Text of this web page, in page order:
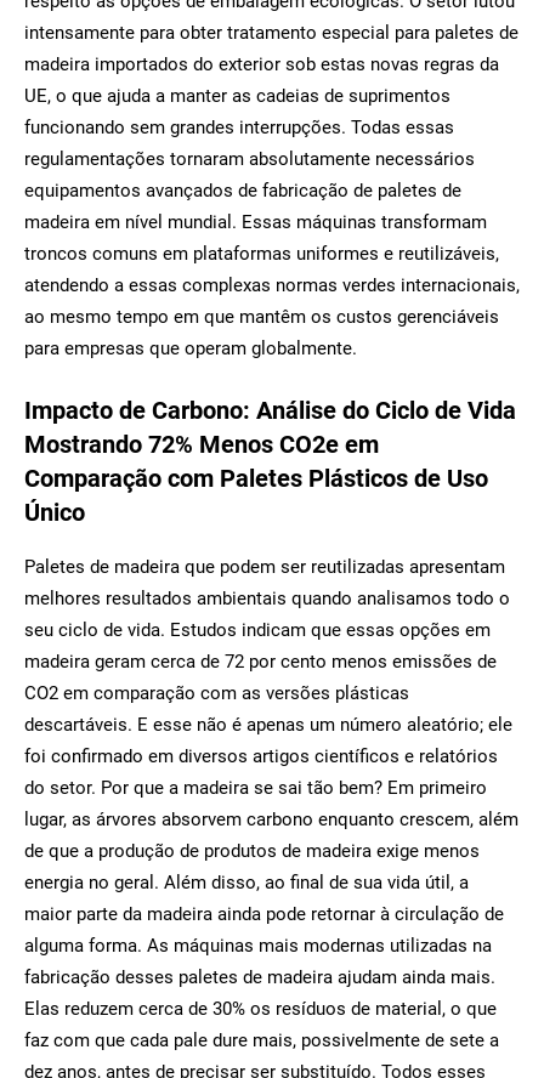
intensamente para obter tratamento especial para paletes de
madeira importados do exterior sob estas novas regras da
UE, o que ajuda a manter as cadeias de suprimentos
funcionando sem grandes interrupções. Todas essas
regulamentações tornaram absolutamente necessários
equipamentos avançados de fabricação de paletes de
madeira em nível mundial. Essas máquinas transformam
troncos comuns em plataformas uniformes e reutilizáveis,
atendendo a essas complexas normas verdes internacionais,
ao mesmo tempo em que mantêm os custos gerenciáveis
para empresas que operam globalmente.
Impacto de Carbono: Análise do Ciclo de Vida
Mostrando 72% Menos CO2e em
Comparação com Paletes Plásticos de Uso
Único
Paletes de madeira que podem ser reutilizadas apresentam
melhores resultados ambientais quando analisamos todo o
seu ciclo de vida. Estudos indicam que essas opções em
madeira geram cerca de 72 por cento menos emissões de
CO2 em comparação com as versões plásticas
descartáveis. E esse não é apenas um número aleatório; ele
foi confirmado em diversos artigos científicos e relatórios
do setor. Por que a madeira se sai tão bem? Em primeiro
lugar, as árvores absorvem carbono enquanto crescem, além
de que a produção de produtos de madeira exige menos
energia no geral. Além disso, ao final de sua vida útil, a
maior parte da madeira ainda pode retornar à circulação de
alguma forma. As máquinas mais modernas utilizadas na
fabricação desses paletes de madeira ajudam ainda mais.
Elas reduzem cerca de 30% os resíduos de material, o que
faz com que cada pale dure mais, possivelmente de sete a
dez anos, antes de precisar ser substituído. Todos esses